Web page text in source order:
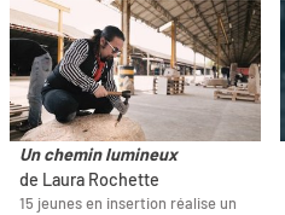
Un chemin lumineux
de Laura Rochette
15 jeunes en insertion réalise un